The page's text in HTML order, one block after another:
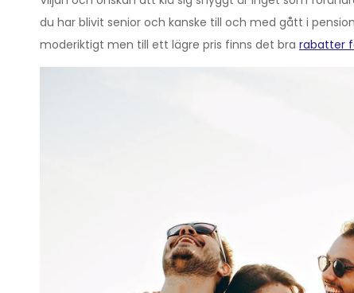
du har blivit senior och kanske till och med gått i
moderiktigt men till ett lägre pris finns det bra rabatter